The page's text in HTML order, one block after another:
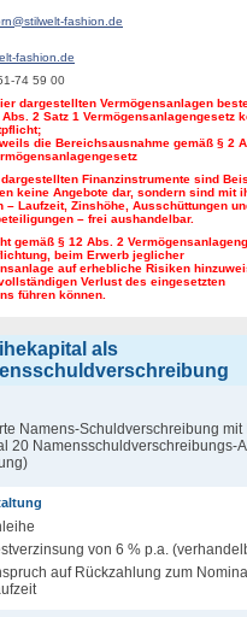
fashion.de
fashion.de
74 59 00
dargestellten Vermögensanlagen
2 Satz 1 Vermögensanlagengesetz
die Bereichsausnahme gemäß § 2
Finanzinstrumente sind
keine Angebote dar, sondern sind mit
– Laufzeit, Zinshöhe, Ausschüttungen
– frei aushandelbar.
gemäß § 12 Abs. 2
beim Erwerb jeglicher
auf erhebliche Risiken
Verlust des eingesetzten
führen können.
als
Namens-Schuldverschreibung mit
20 Namensschuldverschreibungs-
von 6 % p.a.
auf Rückzahlung zum